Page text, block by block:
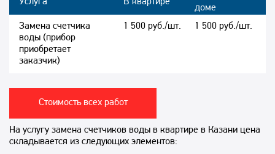
доме
Замена счетчика
воды (прибор
приобретает
заказчик)
1 500 руб./шт. 1 500 руб./шт.
Стоимость всех работ
На услугу замена счетчиков воды в квартире в Казани цена
складывается из следующих элементов: